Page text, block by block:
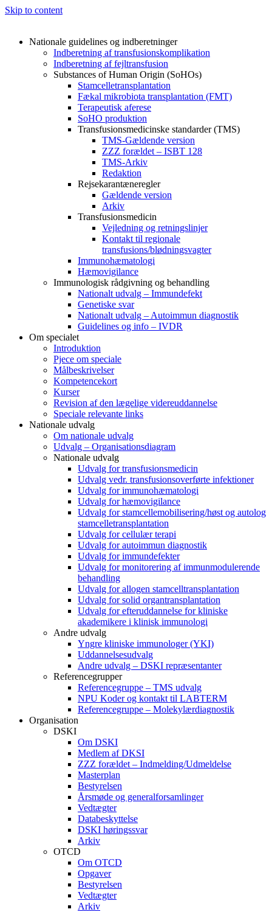
Skip to content
Nationale guidelines og indberetninger
Indberetning af transfusionskomplikation
Indberetning af fejltransfusion
Substances of Human Origin (SoHOs)
Stamcelletransplantation
Fækal mikrobiota transplantation (FMT)
Terapeutisk aferese
SoHO produktion
Transfusionsmedicinske standarder (TMS)
TMS-Gældende version
ZZZ forældet – ISBT 128
TMS-Arkiv
Redaktion
Rejsekarantæneregler
Gældende version
Arkiv
Transfusionsmedicin
Vejledning og retningslinjer
Kontakt til regionale
transfusions/blødningsvagter
Immunohæmatologi
Hæmovigilance
Immunologisk rådgivning og behandling
Nationalt udvalg – Immundefekt
Genetiske svar
Nationalt udvalg – Autoimmun diagnostik
Guidelines og info – IVDR
Om specialet
Introduktion
Pjece om speciale
Målbeskrivelser
Kompetencekort
Kurser
Revision af den lægelige videreuddannelse
Speciale relevante links
Nationale udvalg
Om nationale udvalg
Udvalg – Organisationsdiagram
Nationale udvalg
Udvalg for transfusionsmedicin
Udvalg vedr. transfusionsoverførte infektioner
Udvalg for immunohæmatologi
Udvalg for hæmovigilance
Udvalg for stamcellemobilisering/høst og autolog
stamcelletransplantation
Udvalg for cellulær terapi
Udvalg for autoimmun diagnostik
Udvalg for immundefekter
Udvalg for monitorering af immunmodulerende
behandling
Udvalg for allogen stamcelltransplantation
Udvalg for solid organtransplantation
Udvalg for efteruddannelse for kliniske
akademikere i klinisk immunologi
Andre udvalg
Yngre kliniske immunologer (YKI)
Uddannelsesudvalg
Andre udvalg – DSKI repræsentanter
Referencegrupper
Referencegruppe – TMS udvalg
NPU Koder og kontakt til LABTERM
Referencegruppe – Molekylærdiagnostik
Organisation
DSKI
Om DSKI
Medlem af DKSI
ZZZ forældet – Indmelding/Udmeldelse
Masterplan
Bestyrelsen
Årsmøde og generalforsamlinger
Vedtægter
Databeskyttelse
DSKI høringssvar
Arkiv
OTCD
Om OTCD
Opgaver
Bestyrelsen
Vedtægter
Arkiv